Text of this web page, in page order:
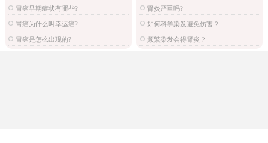
胃癌早期症状有哪些?
胃癌为什么叫幸运癌?
胃癌是怎么出现的?
肾炎严重吗?
如何科学染发避免伤害？
频繁染发会得肾炎？